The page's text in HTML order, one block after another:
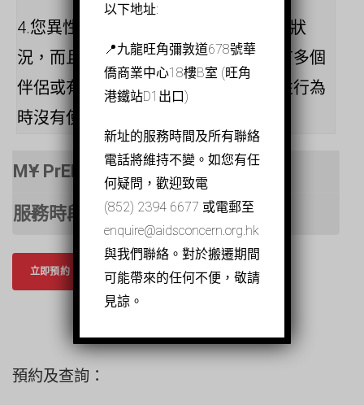
4.您異性伴侶尚未了解他的愛滋病病毒狀
況，而且他有高感染風險（例如，他有多個
伴侶或有雙性戀男性伴侶），並且於性行為
時沒有使用安全套。
MY PrEP 服務介紹
服務時段
立即預約
預約及查詢：
以下地址:
📍九龍旺角彌敦道678號華
僑商業中心18樓B室 (旺角
港鐵站D1出口)
新址的服務時間及所有聯絡
電話將維持不變。如您有任
何疑問，歡迎致電
(852) 2394 6677 或電郵至
enquire@aidsconcern.org.hk
與我們聯絡。對於搬遷期間
可能帶來的任何不便，敬請
見諒。